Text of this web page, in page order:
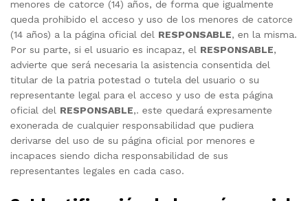
menores de catorce (14) años, de forma que igualmente
queda prohibido el acceso y uso de los menores de catorce
(14 años) a la página oficial del RESPONSABLE, en la misma.
Por su parte, si el usuario es incapaz, el RESPONSABLE,
advierte que será necesaria la asistencia consentida del
titular de la patria potestad o tutela del usuario o su
representante legal para el acceso y uso de esta página
oficial del RESPONSABLE,. este quedará expresamente
exonerada de cualquier responsabilidad que pudiera
derivarse del uso de su página oficial por menores e
incapaces siendo dicha responsabilidad de sus
representantes legales en cada caso.